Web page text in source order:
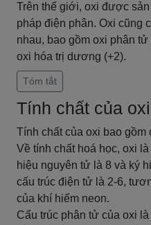
Trên thế giới, oxi được
pháp điện phân. Oxi cũng
nhau, bao gồm oxi phân
oxi hóa trị dương (+2).
Tóm tắt
Tính chất của oxi
Tính chất của oxi bao gồm
Về tính chất hoá học, oxi
hiệu nguyên tử là 8 và ký
cấu trúc điện tử là 2-6,
của khí hiếm neon.
Cấu trúc phân tử của oxi